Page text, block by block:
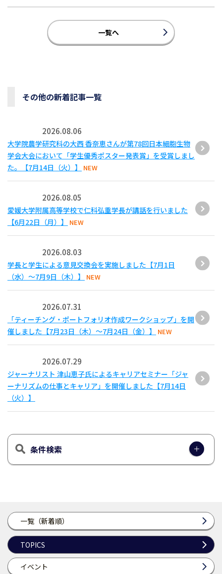
一覧（新着順）
TOPICS
イベント
一覧へ
その他の新着記事一覧
2026.08.06
大学院農学研究科の大西 香奈恵さんが第78回日本細胞生物
学会大会において「学生優秀ポスター発表賞」を受賞しまし
た。【7月14日（火）】
NEW
2026.08.05
愛媛大学附属高等学校で仁科弘重学長が講話を行いました
【6月22日（月）】
NEW
2026.08.03
学長と学生による意見交換会を実施しました【7月1日
（水）～7月9日（木）】
NEW
2026.07.31
「ティーチング・ポートフォリオ作成ワークショップ」を開
催しました【7月23日（木）～7月24日（金）】
NEW
2026.07.29
ジャーナリスト 津山恵子氏によるキャリアセミナー「ジャ
ーナリズムの仕事とキャリア」を開催しました【7月14日
（火）】
条件検索